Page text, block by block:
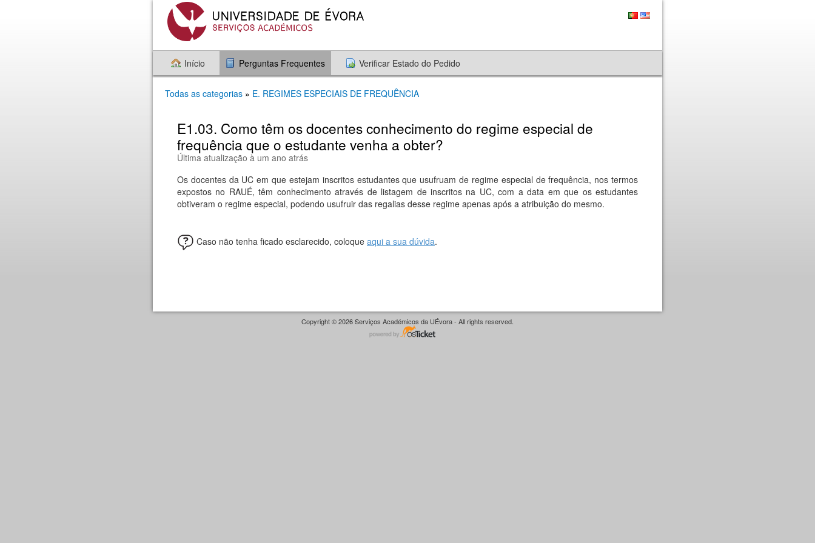
Início Perguntas Frequentes Verificar Estado do Pedido
Todas as categorias » E. REGIMES ESPECIAIS DE FREQUÊNCIA
E1.03. Como têm os docentes conhecimento do regime especial de
frequência que o estudante venha a obter?
Última atualização à um ano atrás
Os docentes da UC em que estejam inscritos estudantes que usufruam de regime especial de frequência, nos termos
expostos no RAUÉ, têm conhecimento através de listagem de inscritos na UC, com a data em que os estudantes
obtiveram o regime especial, podendo usufruir das regalias desse regime apenas após a atribuição do mesmo.
Caso não tenha ficado esclarecido, coloque aqui a sua dúvida.
Copyright © 2026 Serviços Académicos da UÉvora - All rights reserved.